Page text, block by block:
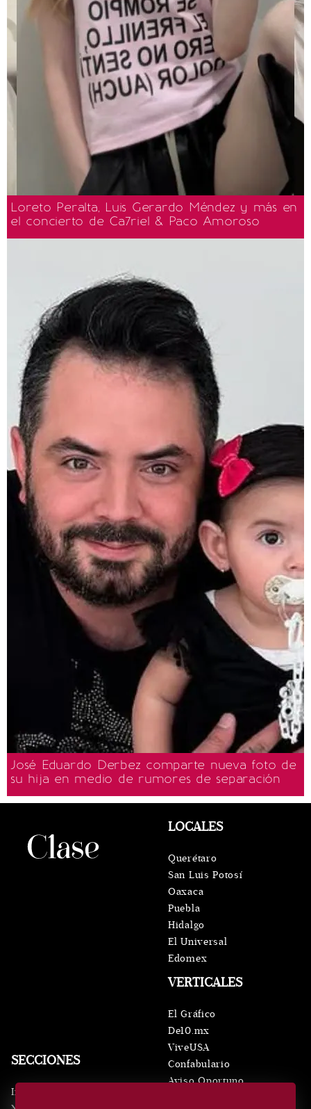
Loreto Peralta, Luis Gerardo Méndez y más en
el concierto de Ca7riel & Paco Amoroso
José Eduardo Derbez comparte nueva foto de
su hija en medio de rumores de separación
SECCIONES
Inicio
VERTICALES
El Gráfico
De10.mx
ViveUSA
Confabulario
Aviso Oportuno
LOCALES
Querétaro
San Luis Potosí
Oaxaca
Puebla
Hidalgo
El Universal
Edomex